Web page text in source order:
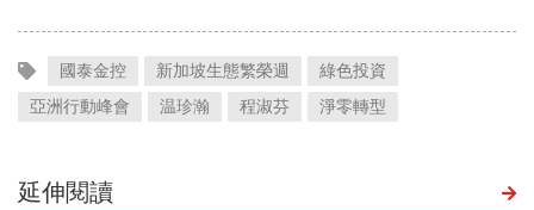
國泰金控 新加坡生態繁榮週
綠色投資
亞洲行動峰會
温珍瀚 程淑芬 淨零轉型
延伸閱讀